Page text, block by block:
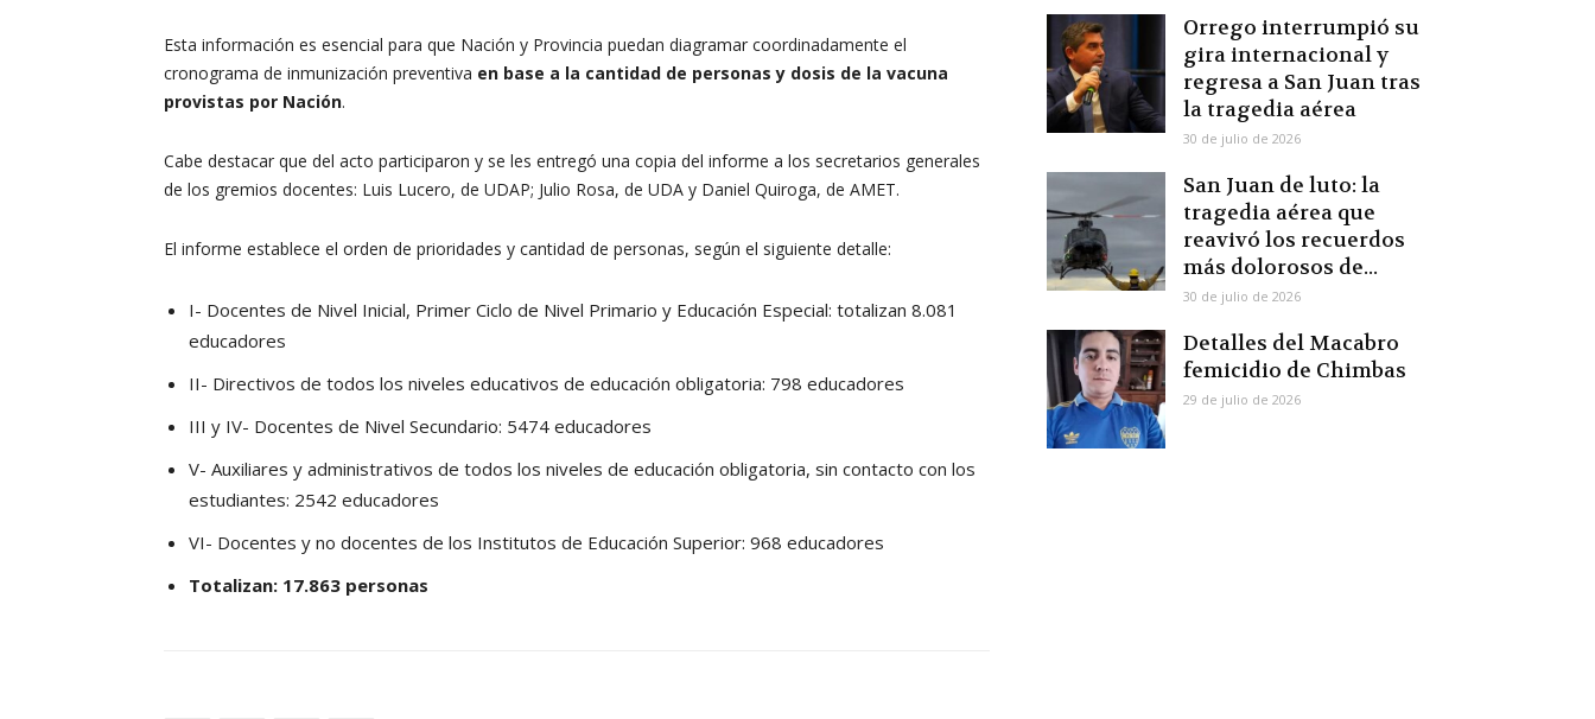
Esta información es esencial para que Nación y Provincia puedan diagramar coordinadamente el
cronograma de inmunización preventiva en base a la cantidad de personas y dosis de la vacuna
provistas por Nación.
Cabe destacar que del acto participaron y se les entregó una copia del informe a los secretarios generales
de los gremios docentes: Luis Lucero, de UDAP; Julio Rosa, de UDA y Daniel Quiroga, de AMET.
El informe establece el orden de prioridades y cantidad de personas, según el siguiente detalle:
I- Docentes de Nivel Inicial, Primer Ciclo de Nivel Primario y Educación Especial: totalizan 8.081
educadores
II- Directivos de todos los niveles educativos de educación obligatoria: 798 educadores
III y IV- Docentes de Nivel Secundario: 5474 educadores
V- Auxiliares y administrativos de todos los niveles de educación obligatoria, sin contacto con los
estudiantes: 2542 educadores
VI- Docentes y no docentes de los Institutos de Educación Superior: 968 educadores
Totalizan: 17.863 personas
Orrego interrumpió su
gira internacional y
regresa a San Juan tras
la tragedia aérea
30 de julio de 2026
San Juan de luto: la
tragedia aérea que
reavivó los recuerdos
más dolorosos de...
30 de julio de 2026
Detalles del Macabro
femicidio de Chimbas
29 de julio de 2026